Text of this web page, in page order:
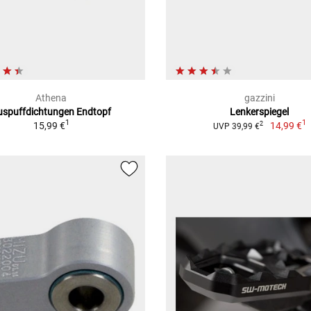
Athena
Endtopf
15,99 €1
gazzini
Lenkerspiegel
UVP 39,99 €2 14,99 €1